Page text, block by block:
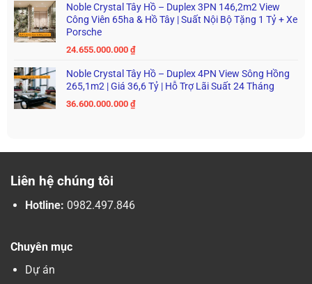
Noble Crystal Tây Hồ – Duplex 3PN 146,2m2 View
Công Viên 65ha & Hồ Tây | Suất Nội Bộ Tặng 1 Tỷ + Xe
Porsche
24.655.000.000 ₫
Noble Crystal Tây Hồ – Duplex 4PN View Sông Hồng
265,1m2 | Giá 36,6 Tỷ | Hỗ Trợ Lãi Suất 24 Tháng
36.600.000.000 ₫
Liên hệ chúng tôi
Hotline: 0982.497.846
Chuyên mục
Dự án